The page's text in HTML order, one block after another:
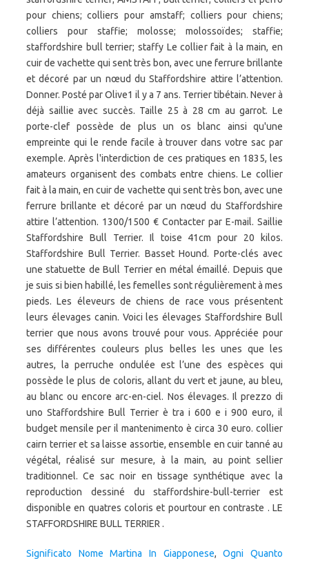
pour chiens; colliers pour amstaff; colliers pour chiens;
colliers pour staffie; molosse; molossoïdes; staffie;
staffordshire bull terrier; staffy Le collier fait à la main, en
cuir de vachette qui sent très bon, avec une ferrure brillante
et décoré par un nœud du Staffordshire attire l’attention.
Donner. Posté par Olive1 il y a 7 ans. Terrier tibétain. Never à
déjà saillie avec succès. Taille 25 à 28 cm au garrot. Le
porte-clef possède de plus un os blanc ainsi qu'une
empreinte qui le rende facile à trouver dans votre sac par
exemple. Après l'interdiction de ces pratiques en 1835, les
amateurs organisent des combats entre chiens. Le collier
fait à la main, en cuir de vachette qui sent très bon, avec une
ferrure brillante et décoré par un nœud du Staffordshire
attire l’attention. 1300/1500 € Contacter par E-mail. Saillie
Staffordshire Bull Terrier. Il toise 41cm pour 20 kilos.
Staffordshire Bull Terrier. Basset Hound. Porte-clés avec
une statuette de Bull Terrier en métal émaillé. Depuis que
je suis si bien habillé, les femelles sont régulièrement à mes
pieds. Les éleveurs de chiens de race vous présentent
leurs élevages canin. Voici les élevages Staffordshire Bull
terrier que nous avons trouvé pour vous. Appréciée pour
ses différentes couleurs plus belles les unes que les
autres, la perruche ondulée est l’une des espèces qui
possède le plus de coloris, allant du vert et jaune, au bleu,
au blanc ou encore arc-en-ciel. Nos élevages. Il prezzo di
uno Staffordshire Bull Terrier è tra i 600 e i 900 euro, il
budget mensile per il mantenimento è circa 30 euro. collier
cairn terrier et sa laisse assortie, ensemble en cuir tanné au
végétal, réalisé sur mesure, à la main, au point sellier
traditionnel. Ce sac noir en tissage synthétique avec la
reproduction dessiné du staffordshire-bull-terrier est
disponible en quatres coloris et pourtour en contraste . LE
STAFFORDSHIRE BULL TERRIER .
Significato Nome Martina In Giapponese,Ogni Quanto